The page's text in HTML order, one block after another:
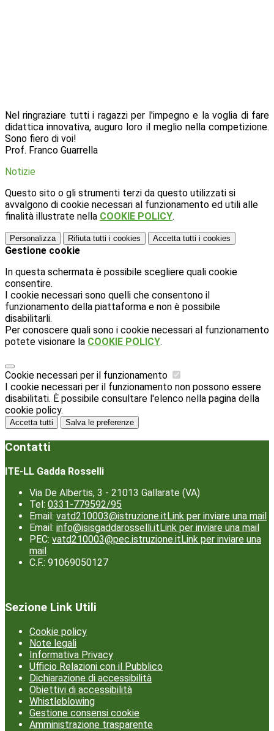
Nel ringraziare tutti i ragazzi per l'impegno e la voglia di fare
didattica innovativa, auguro loro il meglio nella competizione.
Sono fiero di voi!
Prof. Franco Guarrella
Notizie
Questo sito o gli strumenti terzi da questo utilizzati si
avvalgono di cookie necessari al funzionamento ed utili alle
finalità illustrate nella COOKIE POLICY.
Personalizza Rifiuta tutti i cookies Accetta tutti i cookies
Gestione cookie
In questa schermata è possibile scegliere quali cookie
consentire.
I cookie necessari sono quelli che consentono il
funzionamento della piattaforma e non è possibile
disabilitarli.
Per conoscere quali sono i cookie necessari al funzionamento
potete visionare la COOKIE POLICY.
Cookie necessari per il funzionamento
I cookie necessari per il funzionamento non possono essere
disabilitati. È possibile consultare l'elenco nella pagina della
cookie policy.
Accetta tutti Salva le preferenze
Contatti
ITE-LL Gadda Rosselli
Via De Albertis, 3 - 21013 Gallarate (VA)
Tel: 0331-779592/95
Email: vatd210003@istruzione.itLink per inviare una mail
Email: info@isisgaddarosselli.itLink per inviare una mail
PEC: vatd210003@pec.istruzione.itLink per inviare una
mail
C.F.: 91069050127
Sezione Link Utili
Cookie policy
Note legali
Informativa Privacy
Ufficio Relazioni con il Pubblico
Dichiarazione di accessibilità
Obiettivi di accessibilità
Whistleblowing
Gestione consensi cookie
Amministrazione trasparente